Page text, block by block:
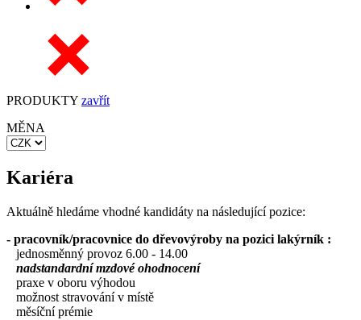
PRODUKTY zavřít
MĚNA
Kariéra
Aktuálně hledáme vhodné kandidáty na následující pozice:
- pracovník/pracovnice do dřevovýroby na pozici lakýrník :
jednosměnný provoz 6.00 - 14.00
nadstandardní mzdové ohodnocení
praxe v oboru výhodou
možnost stravování v místě
měsíční prémie